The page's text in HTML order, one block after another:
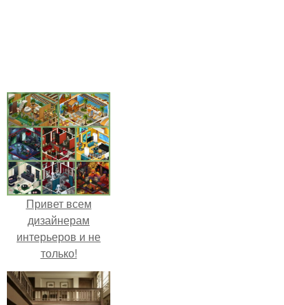
Привет всем
дизайнерам
интерьеров и не
только!